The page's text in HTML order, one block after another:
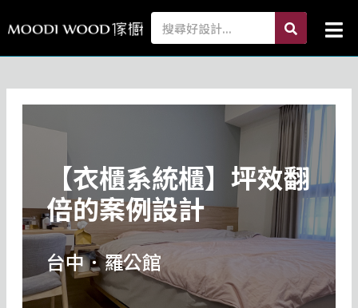
至
內
Search search
【衣櫃系統櫃】坪效翻
倍的案例設計
台中．羅公館